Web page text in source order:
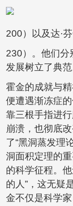
200）以及达·
230）。他们分
发展树立了典范
霍金的成就与
便遭遇渐冻症
靠三根手指进
崩溃，也彻底
了“黑洞蒸发理
洞面积定理的
的科学征程。
的人”，这无疑
金不仅是科学